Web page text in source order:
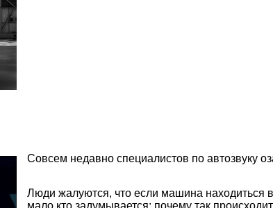
Совсем недавно специалистов по автозвуку
Люди жалуются, что если машина находиться
мало кто задумывается: почему так